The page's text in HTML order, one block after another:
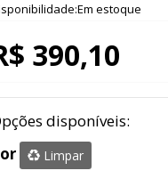
estoque
390,10
disponíveis:
Limpar